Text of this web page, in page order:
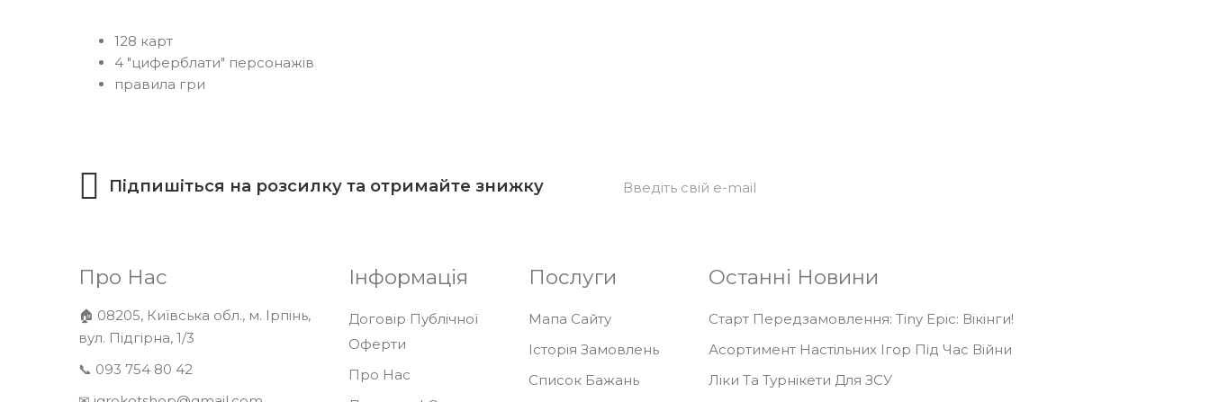
128 карт
4 "циферблати" персонажів
правила гри
Підпишіться на розсилку та отримайте знижку
Про Нас
🏠 08205, Київська обл., м. Ірпінь,
вул. Підгірна, 1/3
📞 093 754 80 42
Інформація
Договір Публічної
Оферти
Про Нас
Послуги
Мапа Сайту
Історія Замовлень
Список Бажань
Останні Новини
Старт Передзамовлення: Tiny Epic: Вікінги!
Асортимент Настільних Ігор Під Час Війни
Ліки Та Турнікети Для ЗСУ